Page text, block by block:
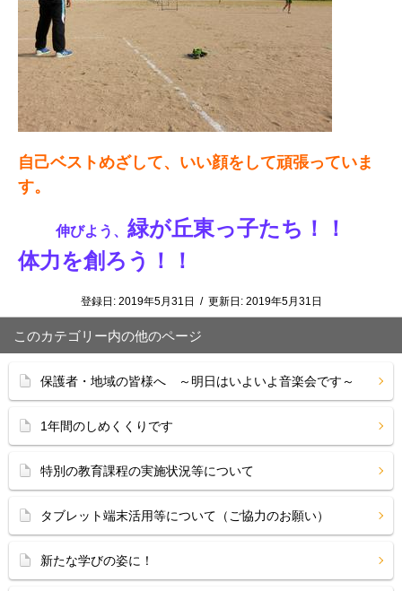
自己ベストめざして、いい顔をして頑張っていま
す。
伸びよう、 緑が丘東っ子たち！！
体力を創ろう！！
登録日: 2019年5月31日 / 更新日: 2019年5月31日
このカテゴリー内の他のページ
保護者・地域の皆様へ ～明日はいよいよ音楽会です～
1年間のしめくくりです
特別の教育課程の実施状況等について
タブレット端末活用等について（ご協力のお願い）
新たな学びの姿に！